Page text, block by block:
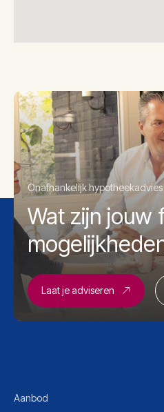
Onafhankelijk hypotheekadvies
Wat zijn jouw
Laat je adviseren
Aanbod